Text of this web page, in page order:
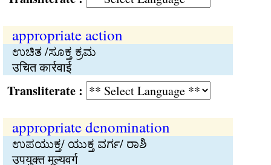
appropriate action
ಉಚಿತ /ಸೂಕ್ತ ಕ್ರಮ
उचित कार्रवाई
:
appropriate denomination
ಉಪಯುಕ್ತ/ ಯುಕ್ತ ವರ್ಗ/ ರಾಶಿ
उपयुक्त मूल्यवर्ग